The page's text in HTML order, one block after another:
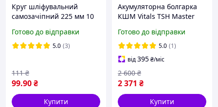
Круг шліфувальний
самозачіпний 225 мм 10
195736
Готово до відправки
5.0 (3)
99.90₴
111 ₴
Купити
Акумуляторна болгарка
КШМ Vitals TSH Master
А·год, 125 мм, безщіткова)
Шліфмашина
Готово до відправки
5.0 (1)
від395₴/міс
2 371 ₴
2 600 ₴
Купити